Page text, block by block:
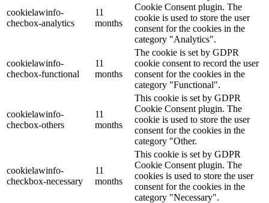
cookielawinfo-
checbox-analytics
11
months
Cookie Consent plugin. The
cookie is used to store the user
consent for the cookies in the
category "Analytics".
cookielawinfo-
checbox-functional
11
months
The cookie is set by GDPR
cookie consent to record the user
consent for the cookies in the
category "Functional".
cookielawinfo-
checbox-others
11
months
This cookie is set by GDPR
Cookie Consent plugin. The
cookie is used to store the user
consent for the cookies in the
category "Other.
cookielawinfo-
checkbox-necessary
11
months
This cookie is set by GDPR
Cookie Consent plugin. The
cookies is used to store the user
consent for the cookies in the
category "Necessary".